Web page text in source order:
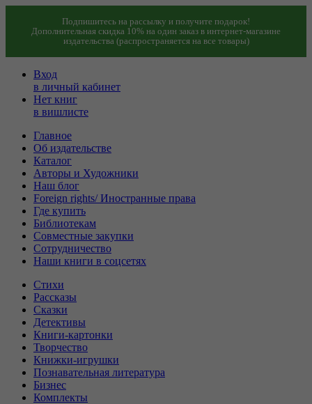
Подпишитесь на рассылку и получите подарок!
Дополнительная скидка 10% на один заказ в интернет-магазине
издательства (распространяется на все товары)
Вход
в личный кабинет
Нет книг
в вишлисте
Главное
Об издательстве
Каталог
Авторы и Художники
Наш блог
Foreign rights/ Иностранные права
Где купить
Библиотекам
Совместные закупки
Сотрудничество
Наши книги в соцсетях
Стихи
Рассказы
Сказки
Детективы
Книги-картонки
Творчество
Книжки-игрушки
Познавательная литература
Бизнес
Комплекты